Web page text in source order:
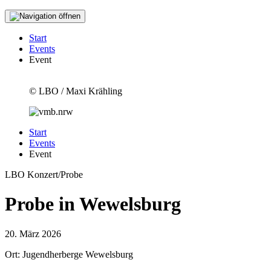
Start
Events
Event
© LBO / Maxi Krähling
Start
Events
Event
LBO Konzert/Probe
Probe in Wewelsburg
20. März 2026
Ort: Jugendherberge Wewelsburg